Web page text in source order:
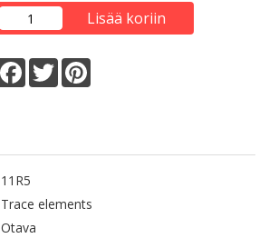
Lisää koriin
Facebook
Twitter
11R5
Trace elements
Otava